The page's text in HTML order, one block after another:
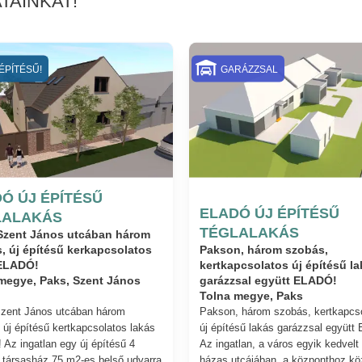
ÚJ ÉPÍTÉSŰ
János utcában három
új építésű kerkapcsolatos
Paks, Szent János
János utcában három
új építésű kertkapcsolatos lakás
Az ingatlan egy új építésű 4
75 m2-es belső udvarra
ELADÓ ÚJ ÉPÍTÉSŰ
TÉGLALAKÁS
Pakson, három szobás,
kertkapcsolatos új építésű
garázzsal együtt ELADÓ!
Tolna megye, Paks
Pakson, három szobás,
új építésű lakás garázzsal együtt
Az ingatlan, a város egyik kedvelt
házas utcájában, a központhoz
GARÁZZSAL